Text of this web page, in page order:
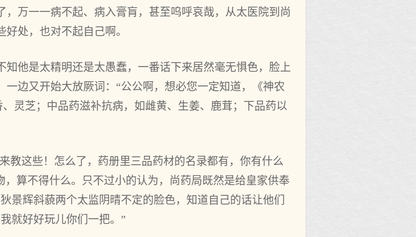
万一一病不起、病入膏肓，甚至呜呼哀哉，从太医院到尚
处，也对不起自己啊。
他是太精明还是太愚蠢，一番话下来居然毫无惧色，脸上
边又开始大放厥词：“公公啊，想必您一定知道，《神农
灵芝；中品药滋补抗病，如雌黄、生姜、鹿茸；下品药以
教这些！怎么了，药册里三品药材的名录都有，你有什么
算不得什么。只不过小的认为，尚药局既然是给皇家供奉
景辉斜藐两个太监阴晴不定的脸色，知道自己的话让他们
就好好玩儿你们一把。”